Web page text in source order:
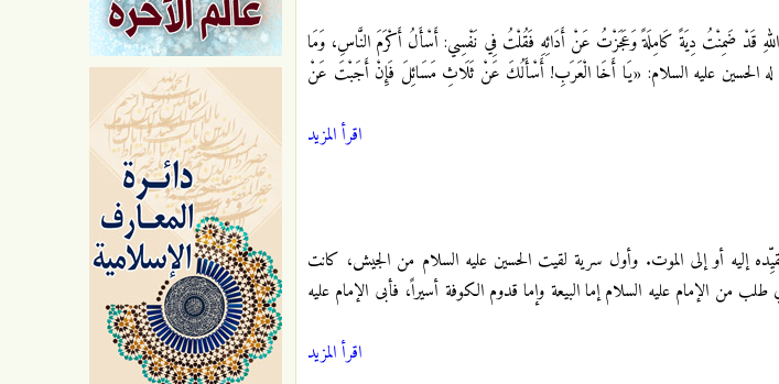
قَدْ ضَمِنْتُ دِيَةً كَامِلَةً وَعَجَزْتُ عَنْ أَدَائِهِ فَقُلْتُ فِي نَفْسِي: أَسْأَلُ أَكْرَمَ النَّاسِ، وَمَا
الحسين عليه السلام: «يَا أَخَا الْعَرَبِ! أَسْأَلُكَ عَنْ ثَلَاثِ مَسَائِلَ فَإِنْ أَجَبْتَ عَنْ
اقرأ المزيد
إليه أو إلى الموت. وأول سرية لقيت الحسين عليه السلام من الجيش، كانت
من الإمام عليه السلام إما البيعة وإما قدوم الكوفة أسيراً، فأبى الإمام عليه
اقرأ المزيد